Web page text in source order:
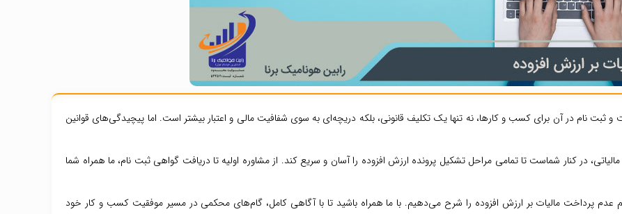
و ثبت نام در آن برای کسب و کارها، نه تنها یک تکلیف قانونی، بلکه دریچه‌ای به سوی شفافیت مالی و اعتبار بیشتر است. اما پیچیدگی‌های قوانین
مالیاتی، در کنار شماست تا تمامی مراحل تشکیل پرونده ارزش افزوده را آسان و سریع کند. از مشاوره اولیه تا دریافت گواهی ثبت نام، ما همراه شما
عدم پرداخت مالیات بر ارزش افزوده را شرح می‌دهیم. با ما همراه باشید تا با آگاهی کامل، گام‌های محکمی در مسیر موفقیت کسب و کار خود